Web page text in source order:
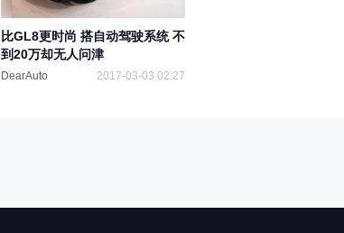
比GL8更时尚 搭自动驾驶系统 不
到20万却无人问津
DearAuto 2017-03-03 02:27